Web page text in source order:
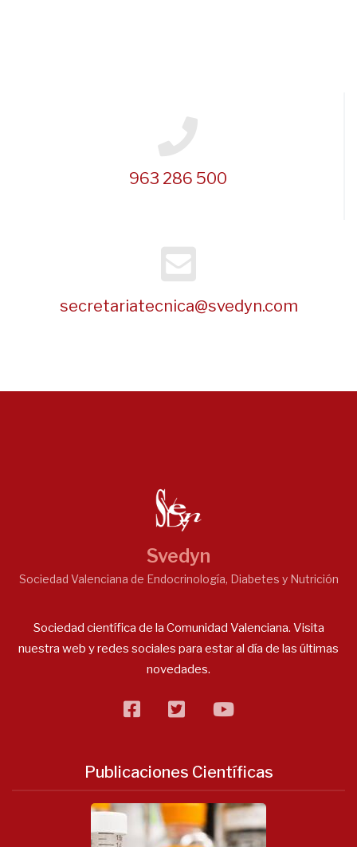
963 286 500
secretariatecnica@svedyn.com
Svedyn
Sociedad Valenciana de Endocrinología, Diabetes y Nutrición
Sociedad científica de la Comunidad Valenciana. Visita
nuestra web y redes sociales para estar al día de las últimas
novedades.
facebooktwitterflickr
Publicaciones Científicas